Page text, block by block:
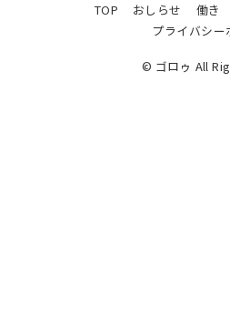
TOP おしらせ 働き
プライバシー
© ゴロゥ All